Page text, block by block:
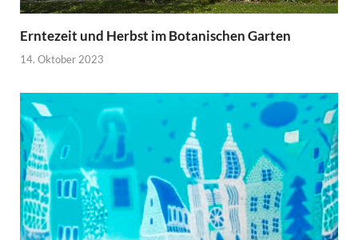
Erntezeit und Herbst im Botanischen Garten
14. Oktober 2023